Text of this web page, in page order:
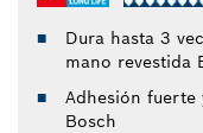
Dura hasta 3
mano revestida
Adhesión fuerte
Bosch